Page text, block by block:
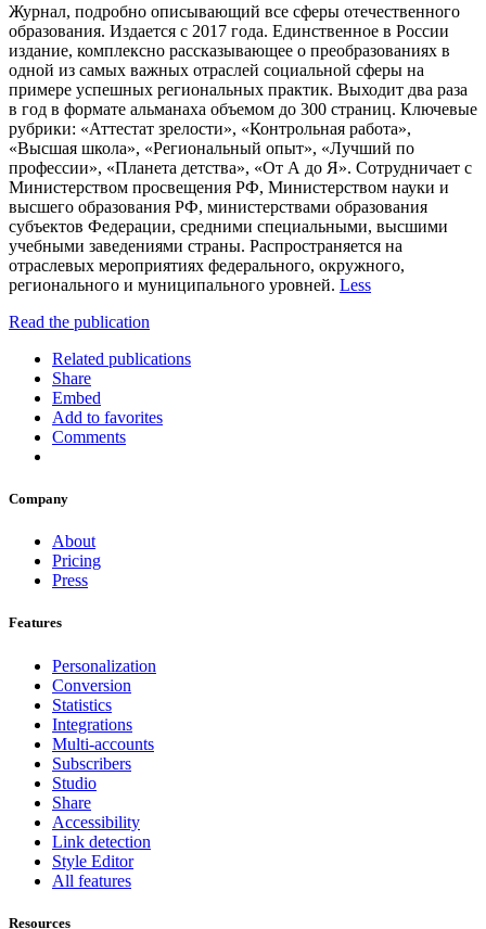
Журнал, подробно описывающий все сферы отечественного
образования. Издается с 2017 года. Единственное в России
издание, комплексно рассказывающее о преобразованиях в
одной из самых важных отраслей социальной сферы на
примере успешных региональных практик. Выходит два раза
в год в формате альманаха объемом до 300 страниц. Ключевые
рубрики: «Аттестат зрелости», «Контрольная работа»,
«Высшая школа», «Региональный опыт», «Лучший по
профессии», «Планета детства», «От А до Я». Сотрудничает с
Министерством просвещения РФ, Министерством науки и
высшего образования РФ, министерствами образования
субъектов Федерации, средними специальными, высшими
учебными заведениями страны. Распространяется на
отраслевых мероприятиях федерального, окружного,
регионального и муниципального уровней. Less
Read the publication
Related publications
Share
Embed
Add to favorites
Comments
Company
About
Pricing
Press
Features
Personalization
Conversion
Statistics
Integrations
Multi-accounts
Subscribers
Studio
Share
Accessibility
Link detection
Style Editor
All features
Resources